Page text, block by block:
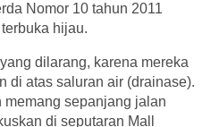
Nomor 10 tahun 2011
hijau.
dilarang, karena mereka
di atas saluran air (drainase).
memang sepanjang jalan
di seputaran Mall